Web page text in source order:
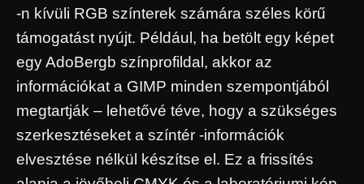
-n kívüli RGB színterek számára széles körű
támogatást nyújt. Például, ha betölt egy képet
egy AdoBergb színprofildal, akkor az
információkat a GIMP minden szempontjából
megtartják – lehetővé téve, hogy a szükséges
szerkesztéseket a színtér -információk
elvesztése nélkül készítse el. Ez a frissítés